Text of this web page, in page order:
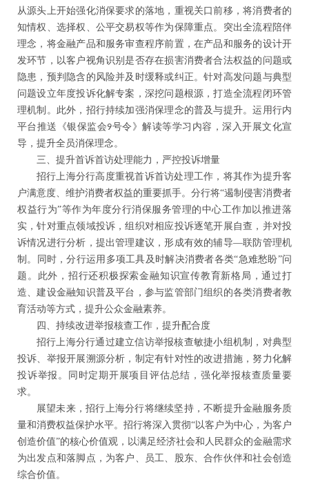
从源头上开始强化消保要求的落地，重视关口前移，将消费者的
知情权、选择权、公平交易权等作为保障重点。突出全流程陪伴
理念，将金融产品和服务审查程序前置，在产品和服务的设计开
发环节，以客户视角识别是否存在损害消费者合法权益的问题或
隐患，预判隐含的风险并及时缓释或纠正。针对高发问题与典型
问题设立年度投诉化解专案，深挖问题根源，打造全流程闭环管
理机制。此外，招行持续加强消保理念的普及与提升。运用行内
平台推送《银保监会9号令》解读等学习内容，深入开展文化宣
导，提升全员消保理念。
三、提升首诉首访处理能力，严控投诉增量
招行上海分行高度重视首诉首访处理工作，将其作为提升客
户满意度、维护消费者权益的重要抓手。分行将“遏制侵害消费者
权益行为”等作为年度分行消保服务管理的中心工作加以推进落
实，针对重点领域投诉，组织对相应投诉逐笔开展自查，并对投
诉情况进行分析，提出管理建议，形成有效的辅导—联防管理机
制。同时，分行运用多项工具及时解决消费者各类“急难愁盼”问
题。此外，招行还积极探索金融知识宣传教育新格局，通过打
造、建设金融知识普及平台，参与监管部门组织的各类消费者教
育活动等方式，提升公众金融素养。
四、持续改进举报核查工作，提升配合度
招行上海分行通过建立信访举报核查敏捷小组机制，对典型
投诉、举报开展溯源分析，制定有针对性的改进措施，努力化解
投诉举报。同时定期开展项目评估总结，强化举报核查质量要
求。
展望未来，招行上海分行将继续坚持，不断提升金融服务质
量和消费权益保护水平。招行将深入贯彻“以客户为中心，为客户
创造价值”的核心价值观，以满足经济社会和人民群众的金融需求
为出发点和落脚点，为客户、员工、股东、合作伙伴和社会创造
综合价值。